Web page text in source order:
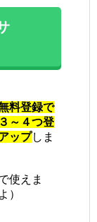
料登録で
～４つ登
ップしま
使えま
）